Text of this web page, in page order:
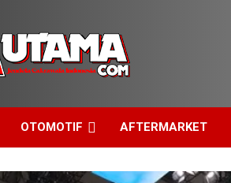
OTOMOTIF AFTERMARKET